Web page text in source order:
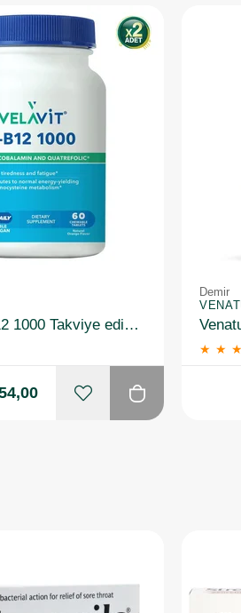
Velavit V-B12 1000 Takviye edici Gıda 60 Tablet 2 Adet
Demir
★ ★ ★